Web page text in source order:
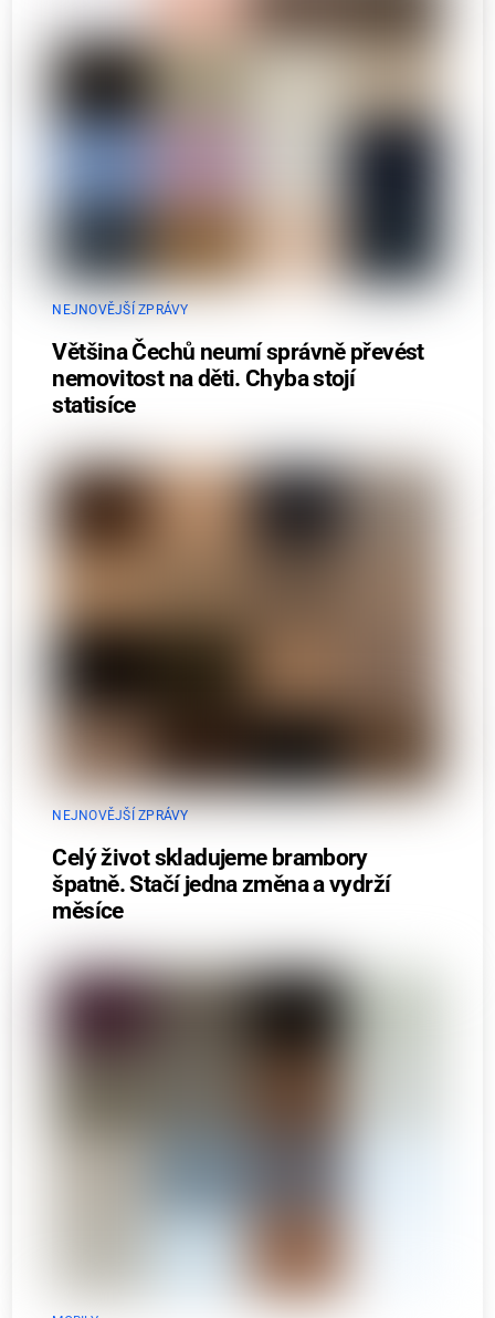
NEJNOVĚJŠÍ ZPRÁVY
Většina Čechů neumí správně převést
nemovitost na děti. Chyba stojí
statisíce
NEJNOVĚJŠÍ ZPRÁVY
Celý život skladujeme brambory
špatně. Stačí jedna změna a vydrží
měsíce